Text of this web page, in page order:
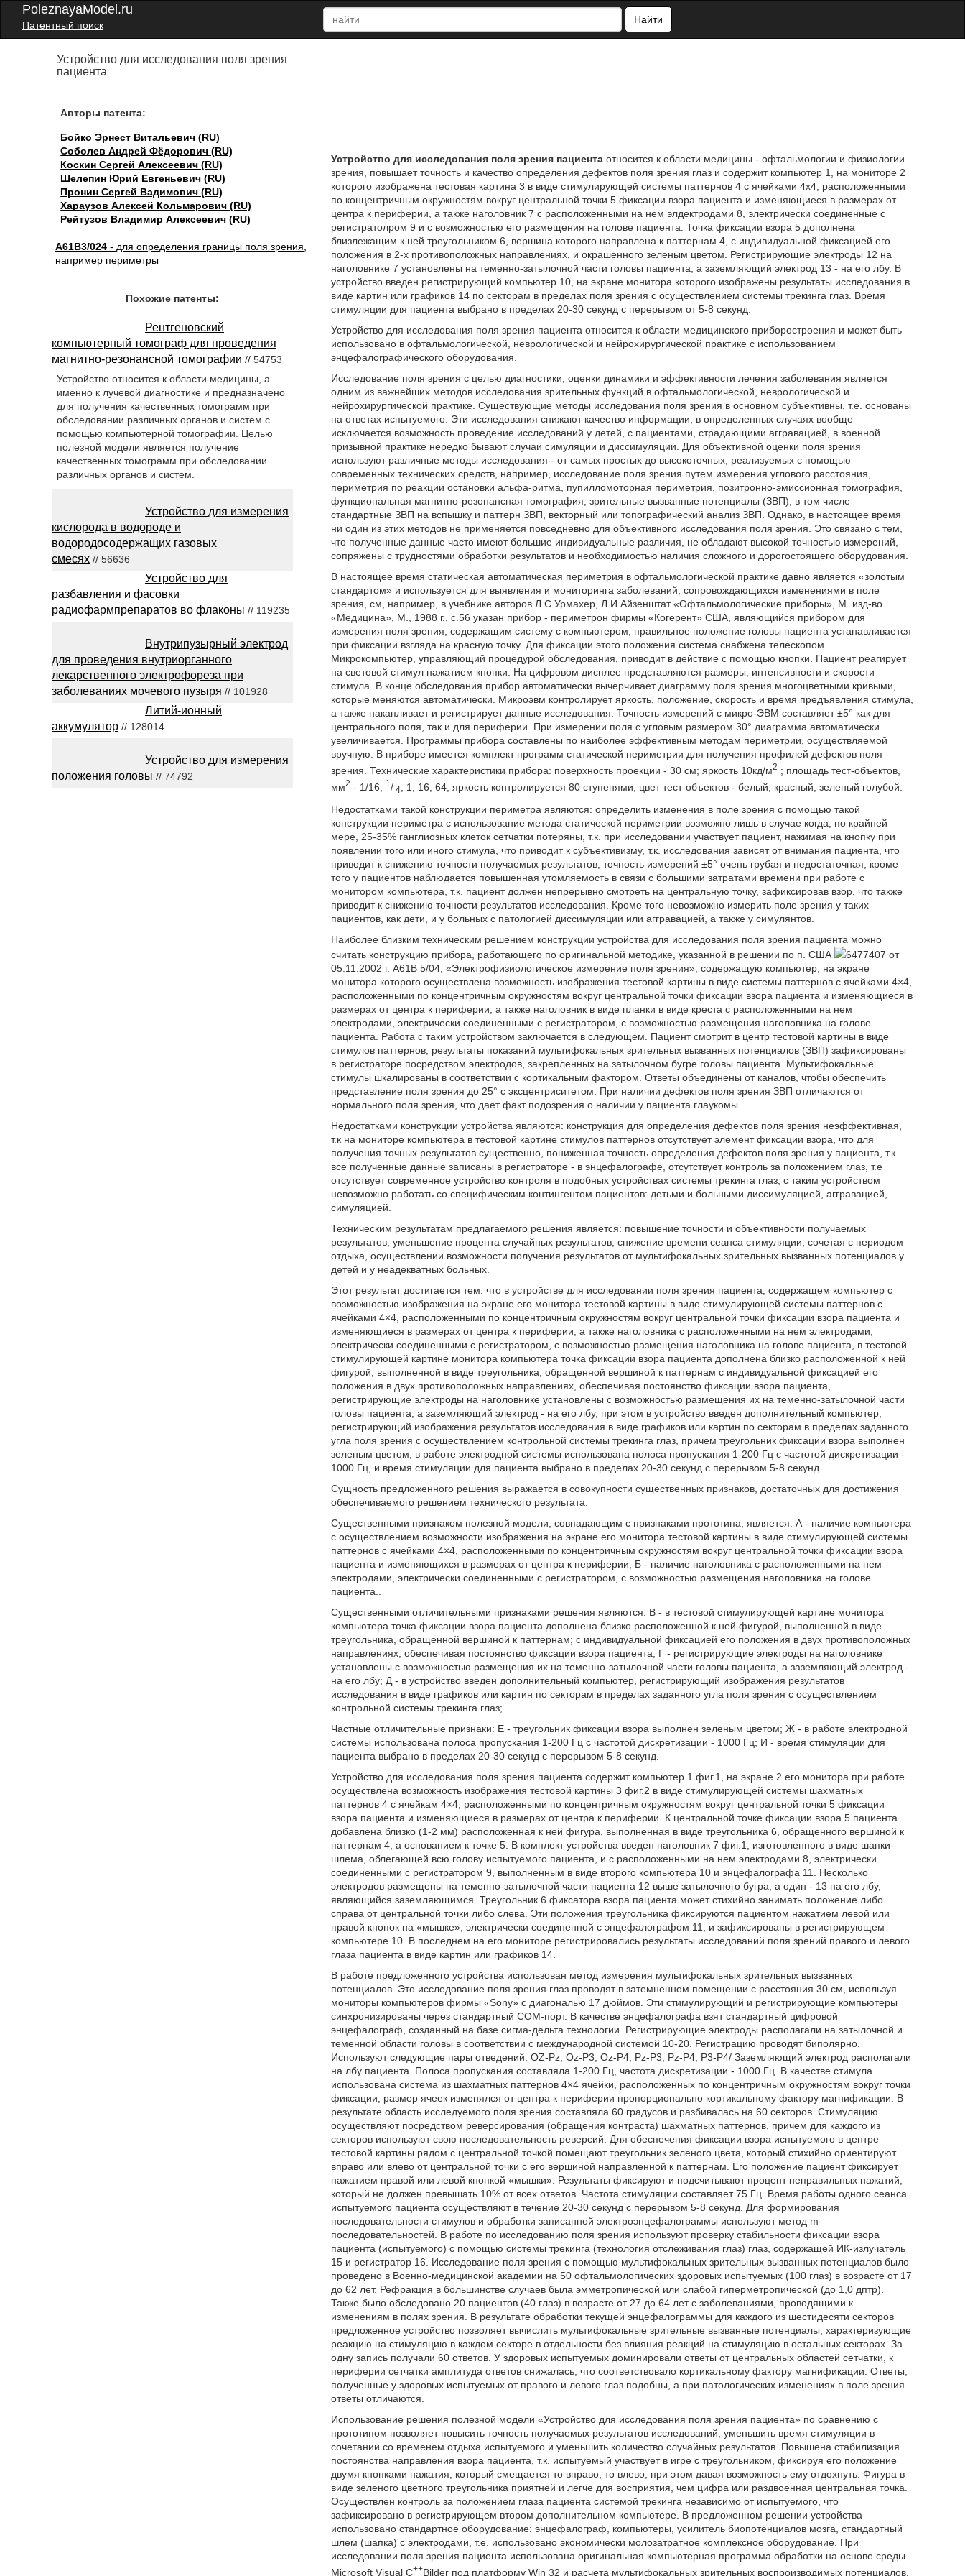
PoleznayaModel.ru
Патентный поиск
Найти
Устройство для исследования поля зрения
пациента
Авторы патента:
Бойко Эрнест Витальевич (RU)
Соболев Андрей Фёдорович (RU)
Коскин Сергей Алексеевич (RU)
Шелепин Юрий Евгеньевич (RU)
Пронин Сергей Вадимович (RU)
Хараузов Алексей Кольмарович (RU)
Рейтузов Владимир Алексеевич (RU)
A61B3/024 - для определения границы поля зрения,
например периметры
Устройство для исследования поля зрения пациентаотносится к области медицины - офтальмологии и физиологии
зрения, повышает точность и качество определения дефектов поля зрения глаз и содержит компьютер 1, на мониторе 2
которого изображена тестовая картина 3 в виде стимулирующей системы паттернов 4 с ячейками 4x4, расположенными
по концентричным окружностям вокруг центральной точки 5 фиксации взора пациента и изменяющиеся в размерах от
центра к периферии, а также наголовник 7 с расположенными на нем элдектродами 8, электрически соединенные с
регистратолром 9 и с возможностью его размещения на голове пациента. Точка фиксации взора 5 дополнена
близлежащим к ней треугольником 6, вершина которого направлена к паттернам 4, с индивидуальной фиксацией его
положения в 2-х противоположных направлениях, и окрашенного зеленым цветом. Регистрирующие электроды 12 на
наголовнике 7 установлены на теменно-затылочной части головы пациента, а заземляющий электрод 13 - на его лбу. В
устройство введен регистрирующий компьютер 10, на экране монитора которого изображены результаты исследования в
виде картин или графиков 14 по секторам в пределах поля зрения с осуществлением системы трекинга глаз. Время
стимуляции для пациента выбрано в пределах 20-30 секунд с перерывом от 5-8 секунд.
Устройство для исследования поля зрения пациента относится к области медицинского приборостроения и может быть
использовано в офтальмологической, неврологической и нейрохирургической практике с использованием
энцефалографического оборудования.
Исследование поля зрения с целью диагностики, оценки динамики и эффективности лечения заболевания является
одним из важнейших методов исследования зрительных функций в офтальмологической, неврологической и
нейрохирургической практике. Существующие методы исследования поля зрения в основном субъективны, т.е. основаны
на ответах испытуемого. Эти исследования снижают качество информации, в определенных случаях вообще
исключается возможность проведение исследований у детей, с пациентами, страдающими аггравацией, в военной
призывной практике нередко бывают случаи симуляции и диссимуляции. Для объективной оценки поля зрения
используют различные методы исследования - от самых простых до высокоточных, реализуемых с помощью
современных технических средств, например, исследование поля зрения путем измерения углового расстояния,
периметрия по реакции остановки альфа-ритма, пупилломоторная периметрия, позитронно-эмиссионная томография,
функциональная магнитно-резонансная томография, зрительные вызванные потенциалы (ЗВП), в том числе
стандартные ЗВП на вспышку и паттерн ЗВП, векторный или топографический анализ ЗВП. Однако, в настоящее время
ни один из этих методов не применяется повседневно для объективного исследования поля зрения. Это связано с тем,
что полученные данные часто имеют большие индивидуальные различия, не обладают высокой точностью измерений,
сопряжены с трудностями обработки результатов и необходимостью наличия сложного и дорогостоящего оборудования.
В настоящее время статическая автоматическая периметрия в офтальмологической практике давно является «золотым
стандартом» и используется для выявления и мониторинга заболеваний, сопровождающихся изменениями в поле
зрения, см, например, в учебнике авторов Л.С.Урмахер, Л.И.Айзенштат «Офтальмологические приборы», М. изд-во
«Медицина», М., 1988 г., с.56 указан прибор - периметрон фирмы «Когерент» США, являющийся прибором для
измерения поля зрения, содержащим систему с компьютером, правильное положение головы пациента устанавливается
при фиксации взгляда на красную точку. Для фиксации этого положения система снабжена телескопом.
Микрокомпьютер, управляющий процедурой обследования, приводит в действие с помощью кнопки. Пациент реагирует
на световой стимул нажатием кнопки. На цифровом дисплее представляются размеры, интенсивности и скорости
стимула. В конце обследования прибор автоматически вычерчивает диаграмму поля зрения многоцветными кривыми,
которые меняются автоматически. Микроэвм контролирует яркость, положение, скорость и время предъявления стимула,
а также накапливает и регистрирует данные исследования. Точность измерений с микро-ЭВМ составляет ±5° как для
центрального поля, так и для периферии. При измерении поля с угловым размером 30° диаграмма автоматически
увеличивается. Программы прибора составлены по наиболее эффективным методам периметрии, осуществляемой
вручную. В приборе имеется комплект программ статической периметрии для получения профилей дефектов поля
зрения. Технические характеристики прибора: поверхность проекции - 30 см; яркость 10кд/м2 ; площадь тест-объектов,
мм2 - 1/16, 1 / 4
, 1; 16, 64; яркость контролируется 80 ступенями; цвет тест-объектов - белый, красный, зеленый голубой.
Недостатками такой конструкции периметра являются: определить изменения в поле зрения с помощью такой
конструкции периметра с использование метода статической периметрии возможно лишь в случае когда, по крайней
мере, 25-35% ганглиозных клеток сетчатки потеряны, т.к. при исследовании участвует пациент, нажимая на кнопку при
появлении того или иного стимула, что приводит к субъективизму, т.к. исследования зависят от внимания пациента, что
приводит к снижению точности получаемых результатов, точность измерений ±5° очень грубая и недостаточная, кроме
того у пациентов наблюдается повышенная утомляемость в связи с большими затратами времени при работе с
монитором компьютера, т.к. пациент должен непрерывно смотреть на центральную точку, зафиксировав взор, что также
приводит к снижению точности результатов исследования. Кроме того невозможно измерить поле зрения у таких
пациентов, как дети, и у больных с патологией диссимуляции или аггравацией, а также у симулянтов.
Наиболее близким техническим решением конструкции устройства для исследования поля зрения пациента можно
считать конструкцию прибора, работающего по оригинальной методике, указанной в решении по п. США
6477407 от
05.11.2002 г. А61В 5/04, «Электрофизиологическое измерение поля зрения», содержащую компьютер, на экране
монитора которого осуществлена возможность изображения тестовой картины в виде системы паттернов с ячейками 4×4,
расположенными по концентричным окружностям вокруг центральной точки фиксации взора пациента и изменяющиеся в
размерах от центра к периферии, а также наголовник в виде планки в виде креста с расположенными на нем
электродами, электрически соединенными с регистратором, с возможностью размещения наголовника на голове
пациента. Работа с таким устройством заключается в следующем. Пациент смотрит в центр тестовой картины в виде
стимулов паттернов, результаты показаний мультифокальных зрительных вызванных потенциалов (ЗВП) зафиксированы
в регистраторе посредством электродов, закрепленных на затылочном бугре головы пациента. Мультифокальные
стимулы шкалированы в соответствии с кортикальным фактором. Ответы объединены от каналов, чтобы обеспечить
представление поля зрения до 25° с эксцентриситетом. При наличии дефектов поля зрения ЗВП отличаются от
нормального поля зрения, что дает факт подозрения о наличии у пациента глаукомы.
Недостатками конструкции устройства являются: конструкция для определения дефектов поля зрения неэффективная,
т.к на мониторе компьютера в тестовой картине стимулов паттернов отсутствует элемент фиксации взора, что для
получения точных результатов существенно, пониженная точность определения дефектов поля зрения у пациента, т.к.
все полученные данные записаны в регистраторе - в энцефалографе, отсутствует контроль за положением глаз, т.е
отсутствует современное устройство контроля в подобных устройствах системы трекинга глаз, с таким устройством
невозможно работать со специфическим контингентом пациентов: детьми и больными диссимуляцией, аггравацией,
симуляцией.
Техническим результатам предлагаемого решения является: повышение точности и объективности получаемых
результатов, уменьшение процента случайных результатов, снижение времени сеанса стимуляции, сочетая с периодом
отдыха, осуществлении возможности получения результатов от мультифокальных зрительных вызванных потенциалов у
детей и у неадекватных больных.
Этот результат достигается тем. что в устройстве для исследовании поля зрения пациента, содержащем компьютер с
возможностью изображения на экране его монитора тестовой картины в виде стимулирующей системы паттернов с
ячейками 4×4, расположенными по концентричным окружностям вокруг центральной точки фиксации взора пациента и
изменяющиеся в размерах от центра к периферии, а также наголовника с расположенными на нем электродами,
электрически соединенными с регистратором, с возможностью размещения наголовника на голове пациента, в тестовой
стимулирующей картине монитора компьютера точка фиксации взора пациента дополнена близко расположенной к ней
фигурой, выполненной в виде треугольника, обращенной вершиной к паттернам с индивидуальной фиксацией его
положения в двух противоположных направлениях, обеспечивая постоянство фиксации взора пациента,
регистрирующие электроды на наголовнике установлены с возможностью размещения их на теменно-затылочной части
головы пациента, а заземляющий электрод - на его лбу, при этом в устройство введен дополнительный компьютер,
регистрирующий изображения результатов исследования в виде графиков или картин по секторам в пределах заданного
угла поля зрения с осуществлением контрольной системы трекинга глаз, причем треугольник фиксации взора выполнен
зеленым цветом, в работе электродной системы использована полоса пропускания 1-200 Гц с частотой дискретизации -
1000 Гц, и время стимуляции для пациента выбрано в пределах 20-30 секунд с перерывом 5-8 секунд.
Сущность предложенного решения выражается в совокупности существенных признаков, достаточных для достижения
обеспечиваемого решением технического результата.
Существенными признаком полезной модели, совпадающим с признаками прототипа, является: А - наличие компьютера
с осуществлением возможности изображения на экране его монитора тестовой картины в виде стимулирующей системы
паттернов с ячейками 4×4, расположенными по концентричным окружностям вокруг центральной точки фиксации взора
пациента и изменяющихся в размерах от центра к периферии; Б - наличие наголовника с расположенными на нем
электродами, электрически соединенными с регистратором, с возможностью размещения наголовника на голове
пациента..
Существенными отличительными признаками решения являются: В - в тестовой стимулирующей картине монитора
компьютера точка фиксации взора пациента дополнена близко расположенной к ней фигурой, выполненной в виде
треугольника, обращенной вершиной к паттернам; с индивидуальной фиксацией его положения в двух противоположных
направлениях, обеспечивая постоянство фиксации взора пациента; Г - регистрирующие электроды на наголовнике
установлены с возможностью размещения их на теменно-затылочной части головы пациента, а заземляющий электрод -
на его лбу; Д - в устройство введен дополнительный компьютер, регистрирующий изображения результатов
исследования в виде графиков или картин по секторам в пределах заданного угла поля зрения с осуществлением
контрольной системы трекинга глаз;
Частные отличительные признаки: Е - треугольник фиксации взора выполнен зеленым цветом; Ж - в работе электродной
системы использована полоса пропускания 1-200 Гц с частотой дискретизации - 1000 Гц; И - время стимуляции для
пациента выбрано в пределах 20-30 секунд с перерывом 5-8 секунд.
Устройство для исследования поля зрения пациента содержит компьютер 1 фиг.1, на экране 2 его монитора при работе
осуществлена возможность изображения тестовой картины 3 фиг.2 в виде стимулирующей системы шахматных
паттернов 4 с ячейкам 4×4, расположенными по концентричным окружностям вокруг центральной точки 5 фиксации
взора пациента и изменяющиеся в размерах от центра к периферии. К центральной точке фиксации взора 5 пациента
добавлена близко (1-2 мм) расположенная к ней фигура, выполненная в виде треугольника 6, обращенного вершиной к
паттернам 4, а основанием к точке 5. В комплект устройства введен наголовник 7 фиг.1, изготовленного в виде шапки-
шлема, облегающей всю голову испытуемого пациента, и с расположенными на нем электродами 8, электрически
соединенными с регистратором 9, выполненным в виде второго компьютера 10 и энцефалографа 11. Несколько
электродов размещены на теменно-затылочной части пациента 12 выше затылочного бугра, а один - 13 на его лбу,
являющийся заземляющимся. Треугольник 6 фиксатора взора пациента может стихийно занимать положение либо
справа от центральной точки либо слева. Эти положения треугольника фиксируются пациентом нажатием левой или
правой кнопок на «мышке», электрически соединенной с энцефалографом 11, и зафиксированы в регистрирующем
компьютере 10. В последнем на его мониторе регистрировались результаты исследований поля зрений правого и левого
глаза пациента в виде картин или графиков 14.
В работе предложенного устройства использован метод измерения мультифокальных зрительных вызванных
потенциалов. Это исследование поля зрения глаз проводят в затемненном помещении с расстояния 30 см, используя
мониторы компьютеров фирмы «Sony» с диагональю 17 дюймов. Эти стимулирующий и регистрирующие компьютеры
синхронизированы через стандартный СОМ-порт. В качестве энцефалографа взят стандартный цифровой
энцефалограф, созданный на базе сигма-дельта технологии. Регистрирующие электроды располагали на затылочной и
теменной области головы в соответствии с международной системой 10-20. Регистрацию проводят биполярно.
Используют следующие пары отведений: OZ-Pz, Oz-Р3, Oz-P4, Pz-Р3, Pz-Р4, Р3-Р4/ Заземляющий электрод располагали
на лбу пациента. Полоса пропускания составляла 1-200 Гц, частота дискретизации - 1000 Гц. В качестве стимула
использована система из шахматных паттернов 4×4 ячейки, расположенных по концентричным окружностям вокруг точки
фиксации, размер ячеек изменялся от центра к периферии пропорционально кортикальному фактору магнификации. В
результате область исследуемого поля зрения составляла 60 градусов и разбивалась на 60 секторов. Стимуляцию
осуществляют посредством реверсирования (обращения контраста) шахматных паттернов, причем для каждого из
секторов используют свою последовательность реверсий. Для обеспечения фиксации взора испытуемого в центре
тестовой картины рядом с центральной точкой помещают треугольник зеленого цвета, который стихийно ориентируют
вправо или влево от центральной точки с его вершиной направленной к паттернам. Его положение пациент фиксирует
нажатием правой или левой кнопкой «мышки». Результаты фиксируют и подсчитывают процент неправильных нажатий,
который не должен превышать 10% от всех ответов. Частота стимуляции составляет 75 Гц. Время работы одного сеанса
испытуемого пациента осуществляют в течение 20-30 секунд с перерывом 5-8 секунд. Для формирования
последовательности стимулов и обработки записанной электроэнцефалограммы используют метод m-
последовательностей. В работе по исследованию поля зрения используют проверку стабильности фиксации взора
пациента (испытуемого) с помощью системы трекинга (технология отслеживания глаз) глаз, содержащей ИК-излучатель
15 и регистратор 16. Исследование поля зрения с помощью мультифокальных зрительных вызванных потенциалов было
проведено в Военно-медицинской академии на 50 офтальмологических здоровых испытуемых (100 глаз) в возрасте от 17
до 62 лет. Рефракция в большинстве случаев была эмметропической или слабой гиперметропической (до 1,0 дптр).
Также было обследовано 20 пациентов (40 глаз) в возрасте от 27 до 64 лет с заболеваниями, проводящими к
изменениям в полях зрения. В результате обработки текущей энцефалограммы для каждого из шестидесяти секторов
предложенное устройство позволяет вычислить мультифокальные зрительные вызванные потенциалы, характеризующие
реакцию на стимуляцию в каждом секторе в отдельности без влияния реакций на стимуляцию в остальных секторах. За
одну запись получали 60 ответов. У здоровых испытуемых доминировали ответы от центральных областей сетчатки, к
периферии сетчатки амплитуда ответов снижалась, что соответствовало кортикальному фактору магнификации. Ответы,
полученные у здоровых испытуемых от правого и левого глаз подобны, а при патологических изменениях в поле зрения
ответы отличаются.
Использование решения полезной модели «Устройство для исследования поля зрения пациента» по сравнению с
прототипом позволяет повысить точность получаемых результатов исследований, уменьшить время стимуляции в
сочетании со временем отдыха испытуемого и уменьшить количество случайных результатов. Повышена стабилизация
постоянства направления взора пациента, т.к. испытуемый участвует в игре с треугольником, фиксируя его положение
двумя кнопками нажатия, который смещается то вправо, то влево, при этом давая возможность ему отдохнуть. Фигура в
виде зеленого цветного треугольника приятней и легче для восприятия, чем цифра или раздвоенная центральная точка.
Осуществлен контроль за положением глаза пациента системой трекинга независимо от испытуемого, что
зафиксировано в регистрирующем втором дополнительном компьютере. В предложенном решении устройства
использовано стандартное оборудование: энцефалограф, компьютеры, усилитель биопотенциалов мозга, стандартный
шлем (шапка) с электродами, т.е. использовано экономически молозатратное комплексное оборудование. При
исследовании поля зрения пациента использована оригинальная компьютерная программа обработки на основе среды
Microsoft Visual C++Bilder под платформу Win 32 и расчета мультифокальных зрительных воспроизводимых потенциалов.
Похожие патенты:
Рентгеновский
компьютерный томограф для проведения
магнитно-резонансной томографии // 54753
Устройство относится к области медицины, а
именно к лучевой диагностике и предназначено
для получения качественных томограмм при
обследовании различных органов и систем с
помощью компьютерной томографии. Целью
полезной модели является получение
качественных томограмм при обследовании
различных органов и систем.
Устройство для измерения
кислорода в водороде и
водородосодержащих газовых
смесях // 56636
Устройство для
разбавления и фасовки
радиофармпрепаратов во флаконы // 119235
Внутрипузырный электрод
для проведения внутриорганного
лекарственного электрофореза при
заболеваниях мочевого пузыря // 101928
Литий-ионный
аккумулятор // 128014
Устройство для измерения
положения головы // 74792